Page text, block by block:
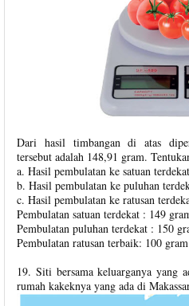
Dari hasil timbangan di atas
tersebut adalah 148,91 gram.
a. Hasil pembulatan ke satuan
b. Hasil pembulatan ke puluhan
c. Hasil pembulatan ke ratusan
Pembulatan satuan terdekat : 149
Pembulatan puluhan terdekat : 150
Pembulatan ratusan terbaik: 100 gram
19. Siti bersama keluarganya yang
rumah kakeknya yang ada di